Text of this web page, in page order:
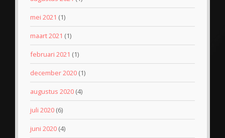
mei 2021 (1)
maart 2021 (1)
februari 2021 (1)
december 2020 (1)
augustus 2020 (4)
juli 2020 (6)
juni 2020 (4)